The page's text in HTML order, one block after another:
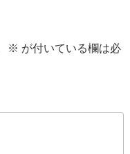
※ が付いている欄は必